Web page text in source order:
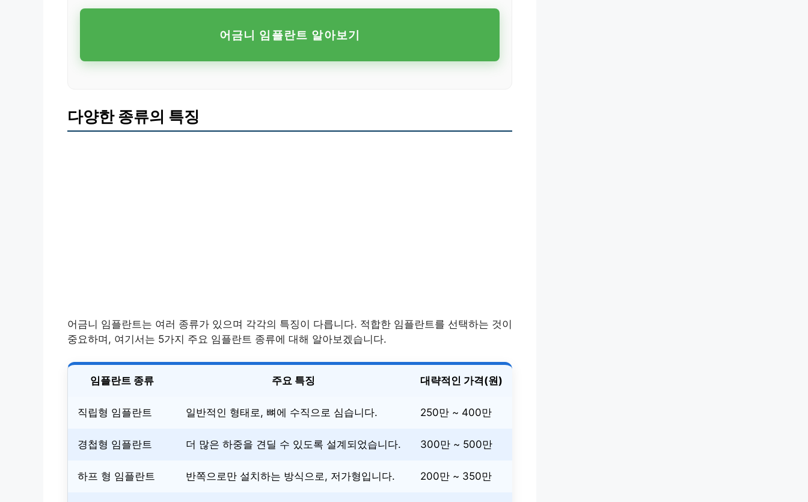
어금니 임플란트 알아보기
다양한 종류의 특징
어금니 임플란트는 여러 종류가 있으며 각각의 특징이 다릅니다. 적합한 임플란트를 선택하는 것이
중요하며, 여기서는 5가지 주요 임플란트 종류에 대해 알아보겠습니다.
임플란트 종류 주요 특징 대략적인 가격(원)
직립형 임플란트 일반적인 형태로, 뼈에 수직으로 심습니다. 250만 ~ 400만
경첩형 임플란트 더 많은 하중을 견딜 수 있도록 설계되었습니다. 300만 ~ 500만
하프 형 임플란트 반쪽으로만 설치하는 방식으로, 저가형입니다. 200만 ~ 350만